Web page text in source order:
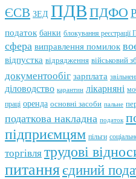
ЄСВ ЗЕД ПДВ ПДФО
податок банки блокування
сфера виправлення помилок
відпустка відрядження військовий
документообіг зарплата
діловодство карантин лікарняні
праці оренда основні засоби пальне
податкова накладна податок
підприємцям пільги
торгівля трудові
питанняєдиний